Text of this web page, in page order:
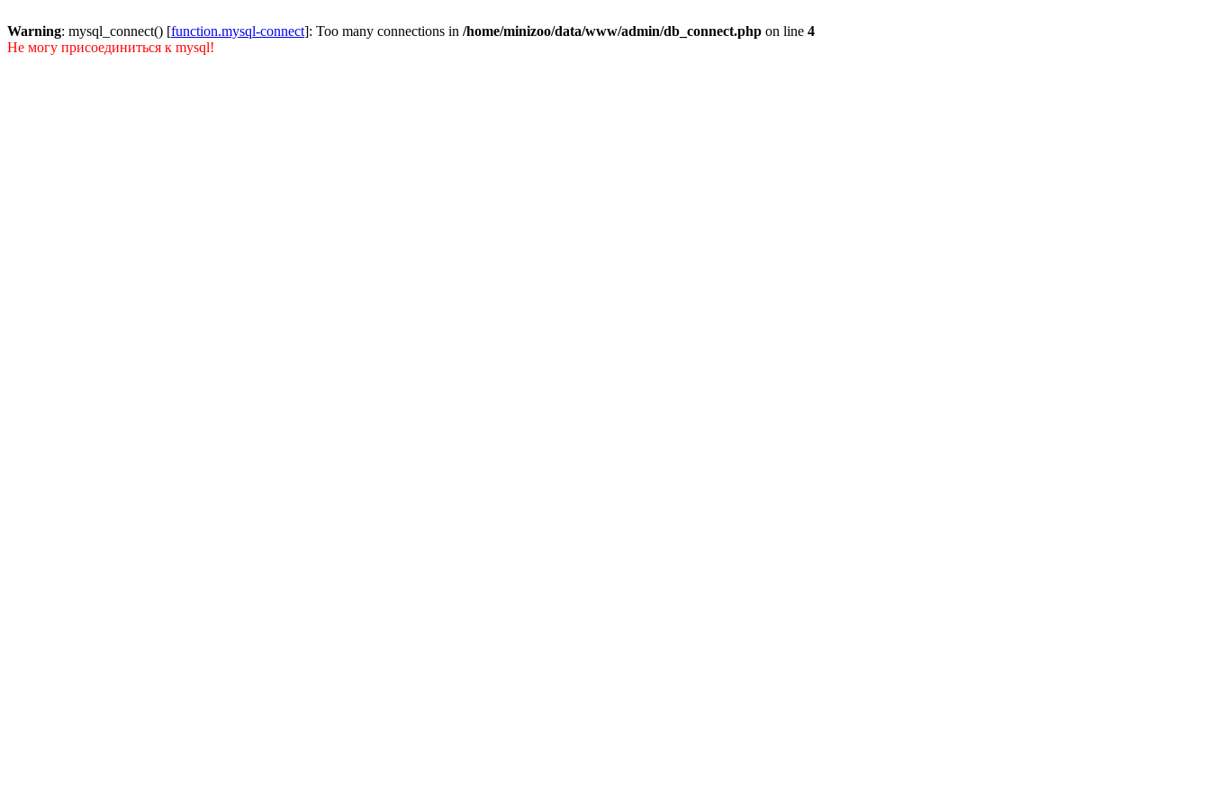
Warning: mysql_connect() [function.mysql-connect]: Too many connections in /home/minizoo/data/www/admin/db_connect.php on line 4
Не могу присоединиться к mysql!